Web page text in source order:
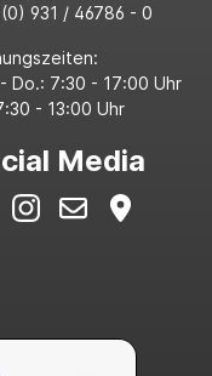
931 / 46786 - 0
Do.: 7:30 - 17:00 Uhr
- 13:00 Uhr
Media